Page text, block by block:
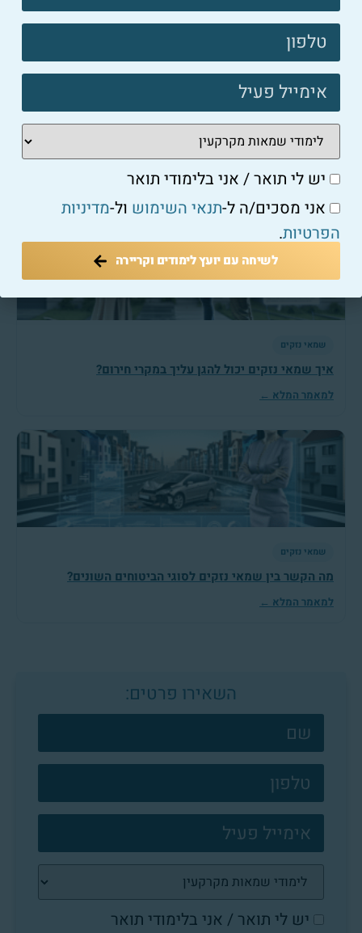
שמאי נזקים
כיצד שמאי נזקים יכול להציל אתכם מהפסדים כלכליים
כבדים?
למאמר המלא ←
שמאי נזקים
איך שמאי נזקים יכול להגן עליך במקרי חירום?
למאמר המלא ←
שמאי נזקים
מה הקשר בין שמאי נזקים לסוגי הביטוחים השונים?
למאמר המלא ←
השאירו פרטים:
צרו
קשר
פוטר
יש לי תואר / אני בלימודי תואר
קשר
פוטר
יש לי תואר / אני בלימודי תואר
אני מסכים/ה ל-תנאי השימוש ול-מדיניות
הפרטיות.
לשיחה עם יועץ לימודים וקריירה